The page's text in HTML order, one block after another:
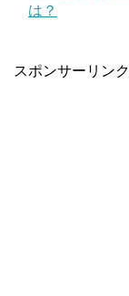
は？
スポンサーリンク